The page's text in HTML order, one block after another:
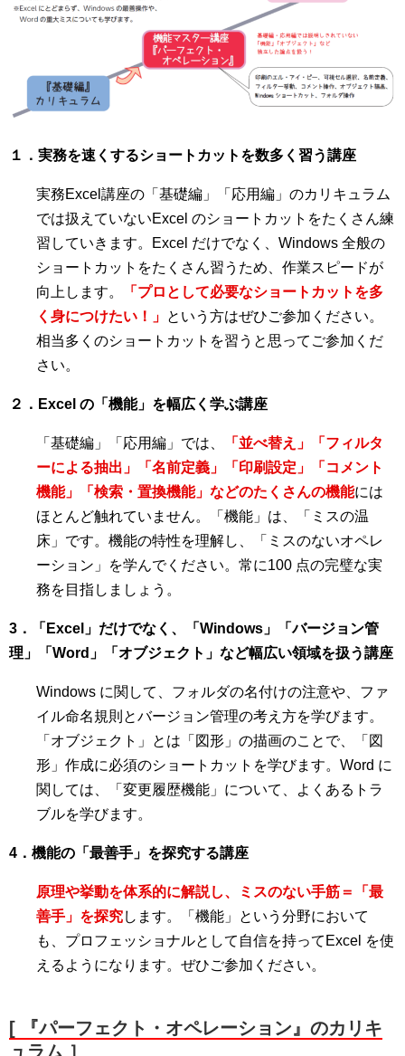
１．実務を速くするショートカットを数多く習う講座
実務Excel講座の「基礎編」「応用編」のカリキュラム
では扱えていないExcel のショートカットをたくさん練
習していきます。Excel だけでなく、Windows 全般の
ショートカットをたくさん習うため、作業スピードが
向上します。
「プロとして必要なショートカットを多
く身につけたい！」 という方はぜひご参加ください。
相当多くのショートカットを習うと思ってご参加くだ
さい。
２．Excel の「機能」を幅広く学ぶ講座
「基礎編」「応用編」では、
「並べ替え」「フィルタ
ーによる抽出」「名前定義」「印刷設定」「コメント
機能」「検索・置換機能」などのたくさんの機能には
ほとんど触れていません。「機能」は、「ミスの温
床」です。機能の特性を理解し、「ミスのないオペレ
ーション」を学んでください。常に100 点の完璧な実
務を目指しましょう。
3．「Excel」だけでなく、「Windows」「バージョン管
理」「Word」「オブジェクト」など幅広い領域を扱う講座
Windows に関して、フォルダの名付けの注意や、ファ
イル命名規則とバージョン管理の考え方を学びます。
「オブジェクト」とは「図形」の描画のことで、「図
形」作成に必須のショートカットを学びます。Word に
関しては、「変更履歴機能」について、よくあるトラ
ブルを学びます。
4．機能の「最善手」を探究する講座
原理や挙動を体系的に解説し、ミスのない手筋＝「最
善手」を探究します。「機能」という分野において
も、プロフェッショナルとして自信を持ってExcel を使
えるようになります。ぜひご参加ください。
[ 『パーフェクト・オペレーション』のカリキ
ュラム ］